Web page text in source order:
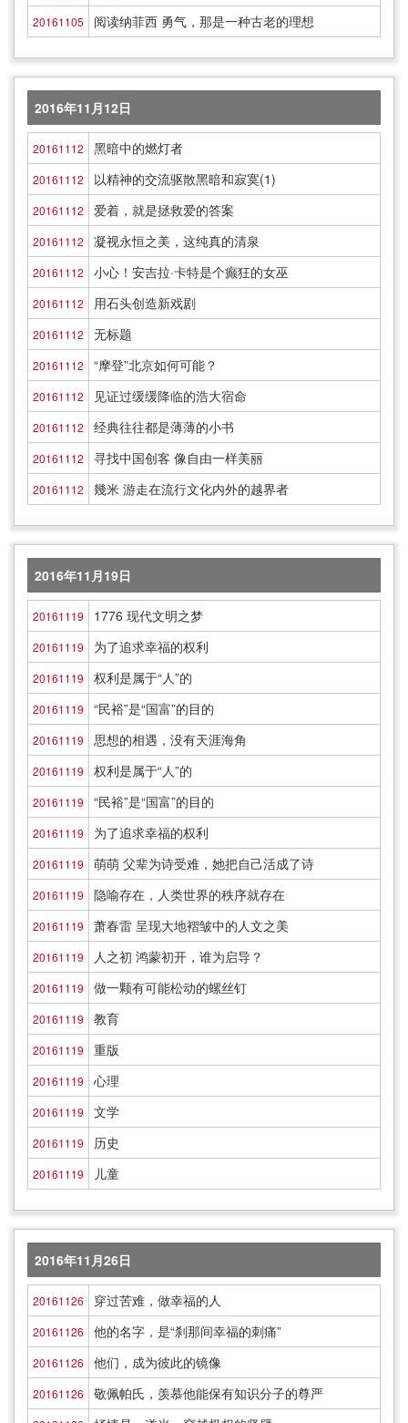
20161105 阅读纳菲西 勇气，那是一种古老的理想
2016年11月12日
20161112 黑暗中的燃灯者
20161112 以精神的交流驱散黑暗和寂寞(1)
20161112 爱着，就是拯救爱的答案
20161112 凝视永恒之美，这纯真的清泉
20161112 小心！安吉拉·卡特是个癫狂的女巫
20161112 用石头创造新戏剧
20161112 无标题
20161112 “摩登”北京如何可能？
20161112 见证过缓缓降临的浩大宿命
20161112 经典往往都是薄薄的小书
20161112 寻找中国创客 像自由一样美丽
20161112 幾米 游走在流行文化内外的越界者
2016年11月19日
20161119 1776 现代文明之梦
20161119 为了追求幸福的权利
20161119 权利是属于“人”的
20161119 “民裕”是“国富”的目的
20161119 思想的相遇，没有天涯海角
20161119 权利是属于“人”的
20161119 “民裕”是“国富”的目的
20161119 为了追求幸福的权利
20161119 萌萌 父辈为诗受难，她把自己活成了诗
20161119 隐喻存在，人类世界的秩序就存在
20161119 萧春雷 呈现大地褶皱中的人文之美
20161119 人之初 鸿蒙初开，谁为启导？
20161119 做一颗有可能松动的螺丝钉
20161119 教育
20161119 重版
20161119 心理
20161119 文学
20161119 历史
20161119 儿童
2016年11月26日
20161126 穿过苦难，做幸福的人
20161126 他的名字，是“刹那间幸福的刺痛”
20161126 他们，成为彼此的镜像
20161126 敬佩帕氏，羡慕他能保有知识分子的尊严